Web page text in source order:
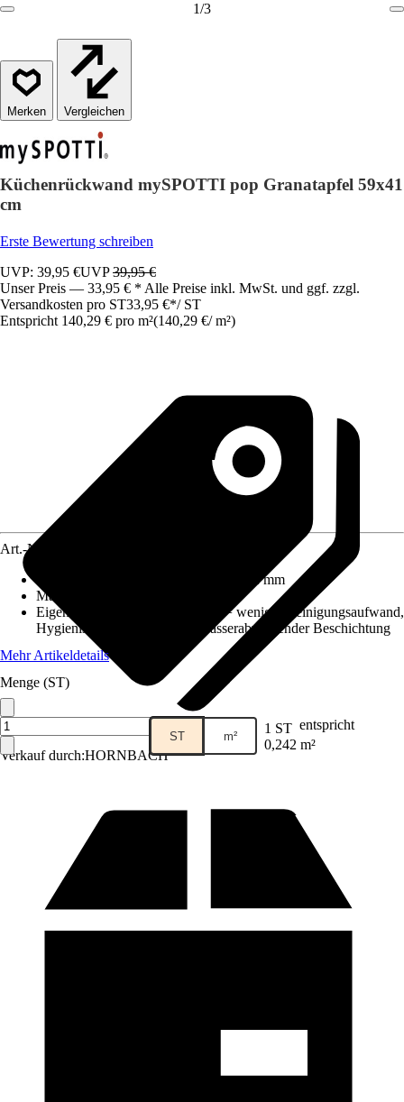
1/3
Vergleichen
Küchenrückwand mySPOTTI pop Granatapfel 59x41
cm
Erste Bewertung schreiben
UVP: 39,95 €UVP39,95 €
Unser Preis — 33,95 € * Alle Preise inkl. MwSt. und ggf. zzgl.
Versandkosten pro ST33,95 €*/ ST
Entspricht 140,29 € pro m²(140,29 €/ m²)
Verkauf durch:HORNBACH
Art.-Nr.
590 mm x 410 mm x 2 mm
Material
Eigenschaft
Keine Fliesenfugen = weniger Reinigungsaufwand,
Hygienische Oberfläche mit wasserabweisender Beschichtung
Mehr Artikeldetails
Menge (ST)
ST m² 1 ST entspricht
0,242 m²